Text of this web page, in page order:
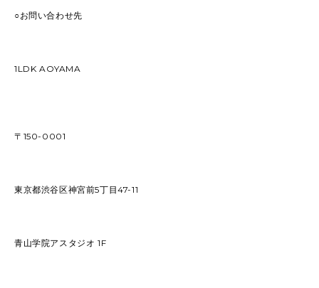
○お問い合わせ先
1LDK AOYAMA
〒150-0001
東京都渋谷区神宮前5丁目47-11
青山学院アスタジオ 1F